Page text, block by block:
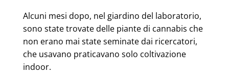
Alcuni mesi dopo, nel giardino del laboratorio,
sono state trovate delle piante di cannabis che
non erano mai state seminate dai ricercatori,
che usavano praticavano solo coltivazione
indoor.